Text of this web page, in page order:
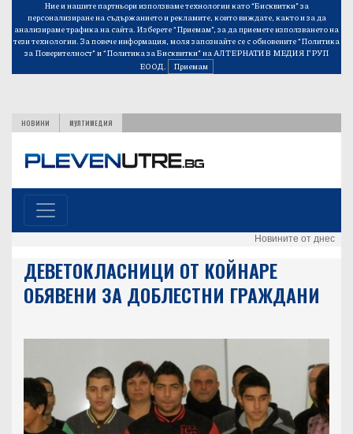
Ние и нашите партньори използваме технологии като “Бисквитки” за
персонализиране на съдържанието и рекламите, които виждате, както и за да
анализираме трафика на сайта. Изберете “Приемам”, за да приемете използването на
тези технологии. За повече информация, моля запознайте се с обновените“Политика
за Поверителност”и“Политика за Бисквитки”на АЛТЕРНАТИВ МЕДИЯ ГРУП
ЕООД.
Приемам
НОВИНИ МУЛТИМЕДИЯ
Новините от днес
ДЕВЕТОКЛАСНИЦИ ОТ КОЙНАРЕ
ОБЯВЕНИ ЗА ДОБЛЕСТНИ ГРАЖДАНИ